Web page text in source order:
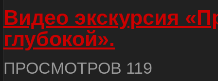
Видео экскурсия
глубокой».
ПРОСМОТРОВ 119